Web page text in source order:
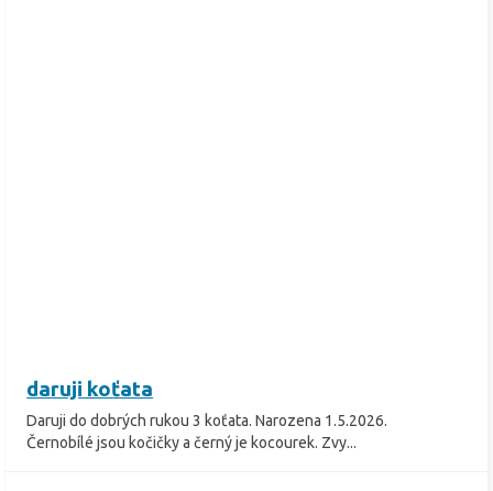
daruji koťata
Daruji do dobrých rukou 3 koťata. Narozena 1.5.2026.
Černobílé jsou kočičky a černý je kocourek. Zvy...